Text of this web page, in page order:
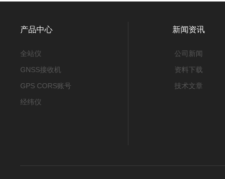
产品中心
全站仪
GNSS接收机
GPS CORS账号
经纬仪
新闻资讯
公司新闻
资料下载
技术文章